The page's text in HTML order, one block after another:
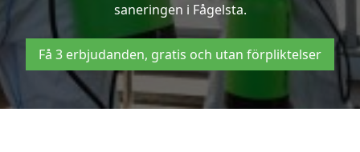
saneringen i Fågelsta.
Få 3 erbjudanden, gratis och utan förpliktelser